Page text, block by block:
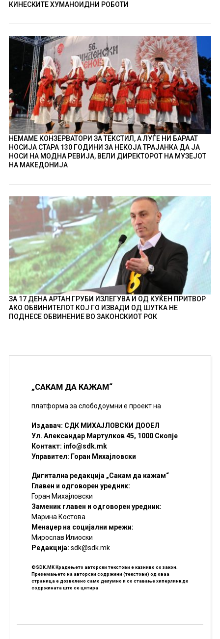
КИНЕСКИТЕ ХУМАНОИДНИ РОБОТИ
НЕМАМЕ КОНЗЕРВАТОРИ ЗА ТЕКСТИЛ, А ЛУЃЕ НИ БАРААТ
НОСИЈА СТАРА 130 ГОДИНИ ЗА НЕКОЈА ТРАЈАНКА ДА ЈА
НОСИ НА МОДНА РЕВИЈА, ВЕЛИ ДИРЕКТОРОТ НА МУЗЕЈОТ
НА МАКЕДОНИЈА
ЗА 17 ДЕНА АРТАН ГРУБИ ИЗЛЕГУВА И ОД КУЌЕН ПРИТВОР
АКО ОБВИНИТЕЛОТ КОЈ ГО ИЗВАДИ ОД ШУТКА НЕ
ПОДНЕСЕ ОБВИНЕНИЕ ВО ЗАКОНСКИОТ РОК
„САКАМ ДА КАЖАМ“
платформа за слободоумни е проект на
Издавач: СДК МИХАЈЛОВСКИ ДООЕЛ
Ул. Александар Мартулков 45, 1000 Скопје
Контакт: info@sdk.mk
Управител: Горан Михајловски
Дигитална редакција „Сакам да кажам“
Главен и одговорен уредник:
Горан Михајловски
Заменик главен и одговорен уредник:
Марина Костова
Менаџер на социјални мрежи:
Мирослав Илиоски
Редакцијa: sdk@sdk.mk
©SDK.MK Крадењето авторски текстови е казниво со закон.
Преземањето на авторски содржини (текстови) од оваа
страница е дозволено само делумно и со ставање хиперлинк до
содржината што се цитира